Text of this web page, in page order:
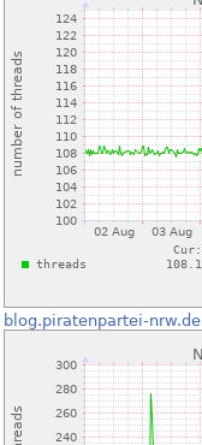
blog.piratenpartei-nrw.de